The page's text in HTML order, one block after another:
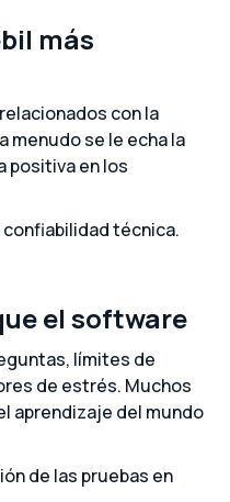
más
con la
menudo se le echa la
positiva en los
técnica.
el software
límites de
de estrés. Muchos
aprendizaje del mundo
de las pruebas en